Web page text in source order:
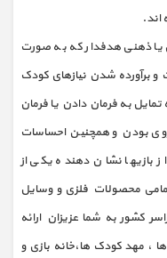
ذهنی هدفدار که به صورت
برآورده شدن نیازهای کودک
به فرمان دادن یا فرمان
بودن و همچنین احساسات
بازیها نشان دهنده یکی از
محصولات فلزی و وسایل
کشور به شما عزیزان ارائه
، مهد کودک ها،خانه بازی و